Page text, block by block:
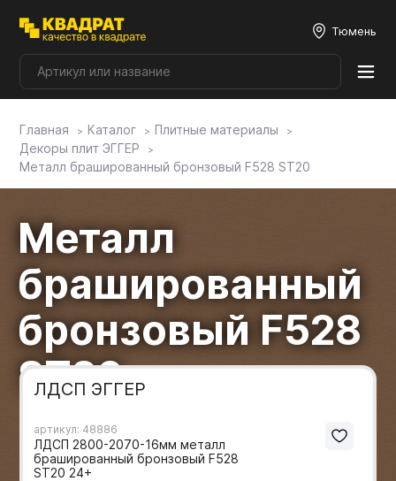
Тюмень
Плитные материалы
Фурнитура
Столешницы
Мой ЭГГЕР
Фасады
Мебельные образцы, каталоги
Главная Каталог
Плитные материалы
Декоры плит ЭГГЕР
Металл брашированный бронзовый F528 ST20
Металл
брашированный
бронзовый F528
ST20
ЛДСП ЭГГЕР
артикул: 48886
ЛДСП 2800-2070-16мм металл
брашированный бронзовый F528
ST20 24+